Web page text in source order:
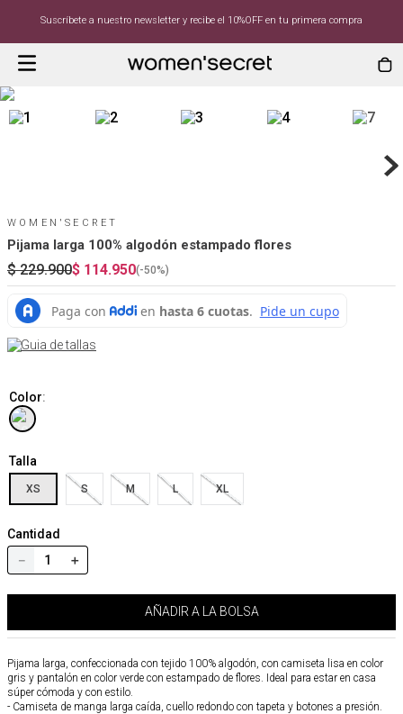
Suscríbete a nuestro newsletter y recibe el 10%OFF en tu primera compra
WOMEN'SECRET
Pijama larga 100% algodón estampado flores
$ 229.900$ 114.950(-50%)
Guia de tallas
Color:
Talla
XS S M L XL
Cantidad
＋
－
AÑADIR A LA BOLSA
Pijama larga, confeccionada con tejido 100% algodón, con camiseta lisa en color
gris y pantalón en color verde con estampado de flores. Ideal para estar en casa
súper cómoda y con estilo.
- Camiseta de manga larga caída, cuello redondo con tapeta y botones a presión.